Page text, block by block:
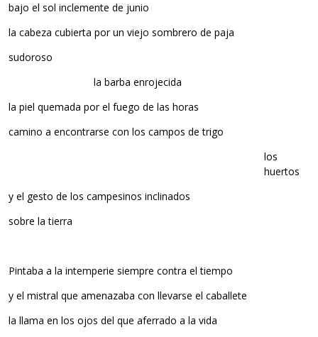
bajo el sol inclemente de junio
la cabeza cubierta por un viejo sombrero de paja
sudoroso
la barba enrojecida
la piel quemada por el fuego de las horas
camino a encontrarse con los campos de trigo
los
huertos
y el gesto de los campesinos inclinados
sobre la tierra
Pintaba a la intemperie siempre contra el tiempo
y el mistral que amenazaba con llevarse el caballete
la llama en los ojos del que aferrado a la vida